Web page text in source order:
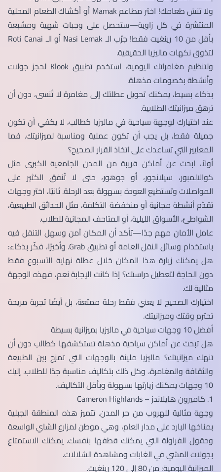
ولا تنسَ طعامك! اختر مطاعم Mamak أو أكشاك الطعام المحلية
المنتشرة في كل زاوية—ستحصل على وجبات شهية ومشبعة
بأقل من 10 رينغيت فقط! جرّب الـ Nasi Lemak أو الـ Roti Canai
لتذوق نكهات ماليزيا الحقيقية.
ولتنظيم مغامراتك اليومية، استخدم تطبيق Klook لحجز جولات
وأنشطة بخصومات مذهلة.
بذكاء بسيط، يمكنك تحويل عطلتك إلى مغامرة لا تُنسى، دون أن
ترهق ميزانيتك الطلابية.
عند اختيارك لوجهة سياحية في ماليزيا كطالب، لا يكفي أن تكون
جميلة فقط، بل يجب أن تكون عملية ومناسبة لميزانيتك. فما
المعايير التي تساعدك على اتخاذ القرار الصحيح؟
أولاً، ابحث عن أماكن قريبة من المدن الجامعية الكبرى مثل
كوالالمبور، سيلانجور، أو جوهور، حتى لا تُنفق الكثير على
المواصلات وتستطيع العودة بسهولة بعد الرحلة. ثانيًا، اختر وجهات
تقدّم أنشطة مجانية أو منخفضة التكلفة، مثل الحدائق الطبيعية،
الشواطئ، الأسواق الليلية، أو المتاحف المجانية للطلاب.
عامل الأمان مهم جدًا—تأكد أن المكان آمن وسهل التنقل فيه
باستخدام وسائل النقل العامة أو تطبيق Grab. وأخيرًا، فكّر بذكاء:
هل يمكنك زيارة هذا المكان خلال عطلة نهاية الأسبوع فقط
دون الحاجة لتعطيل دراستك؟ إذا كانت الإجابة نعم، فهذه الوجهة
مثالية لك.
اختيارك الصحيح لا يعني فقط رحلة ممتعة، بل أيضًا تجربة مريحة
تحترم وقتك وميزانيتك.
أفضل 10 وجهات سياحية في ماليزيا بميزانية بسيطة
هل تبحث عن أماكن سياحية مذهلة تستكشفها كطالب دون أن
تنهك ميزانيتك؟ ماليزيا مليئة بالوجهات التي تمزج بين الطبيعة
والثقافة والمغامرة، وكل ذلك بتكاليف مناسبة جدًا للطلاب. إليك
10 وجهات يمكنك زيارتها بسهولة وبأقل التكاليف.
1. كاميرون هايلاندز – Cameron Highlands
وجهة مثالية للهروب من حر المدن. تتميز هذه المنطقة الجبلية
بمناخها البارد على مدار العام، وهي موطن لمزارع الشاي الواسعة
وحقول الفراولة التي يمكنك قطفها بنفسك. يمكنك الاستمتاع
بجولات المشي في الغابات ومشاهدة الشلالات.
الميزانية اليومية: من 80 إلى 120 رينغيت.